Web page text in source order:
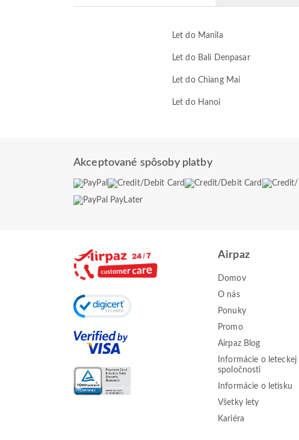
Let do Manila
Let do Bali Denpasar
Let do Chiang Mai
Let do Hanoi
Akceptované spôsoby platby
Airpaz
Domov
O nás
Ponuky
Promo
Airpaz Blog
Informácie o leteckej
spoločnosti
Informácie o letisku
Všetky lety
Kariéra